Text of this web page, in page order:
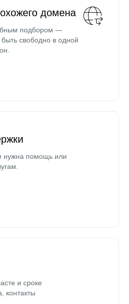
домена
подбором —
свободно в одной
нужна помощь или
и сроке
контакты